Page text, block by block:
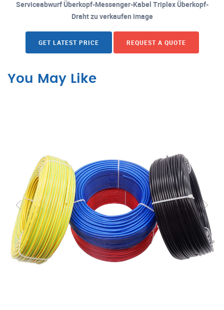
Serviceabwurf Überkopf-Messenger-Kabel Triplex Überkopf-
Draht zu verkaufen image
GET LATEST PRICE REQUEST A QUOTE
You May Like